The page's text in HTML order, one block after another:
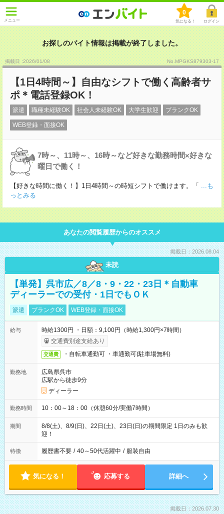
メニュー
0
気になる！ ログイン
お探しのバイト情報は掲載が終了しました。
掲載日 :2026/01/08 No.MPGKS879303-17
【1日4時間～】自由なシフトで働く高齢者サ
ポ＊電話登録OK！
派遣 職種未経験OK 社会人未経験OK 大学生歓迎 ブランクOK
WEB登録・面接OK
7時～、11時～、16時～など好きな勤務時間×好きな
曜日で働く！
【好きな時間に働く！】1日4時間～の時短シフトで働けます。「 ...も
っとみる
あなたの閲覧履歴からのオススメ
掲載日：2026.08.04
未読
【単発】呉市広／8／8・9・22・23日＊自動車
ディーラーでの受付・1日でもＯＫ
派遣 ブランクOK WEB登録・面接OK
給与
時給1300円 ・日額：9,100円（時給1,300円×7時間）
交通費別途支給あり
交通費 ・自転車通勤可 ・車通勤可(駐車場無料)
勤務地
広島県呉市
広駅から徒歩9分
ディーラー
勤務時間 10：00～18：00（休憩60分/実働7時間）
期間
8/8(土)、8/9(日)、22日(土)、23日(日)の期間限定 1日のみも歓
迎！
特徴 履歴書不要 / 40～50代活躍中 / 服装自由
気になる！ 応募する 詳細へ
掲載日：2026.07.30